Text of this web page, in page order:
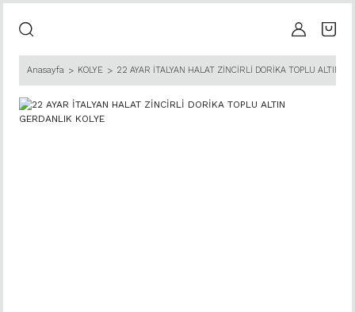
Anasayfa KOLYE 22 AYAR İTALYAN HALAT ZİNCİRLİ DORİKA TOPLU ALTIN